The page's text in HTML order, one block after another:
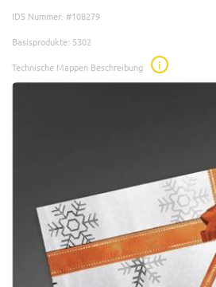
IDS Nummer: #108279
Basisprodukte: 5302
Technische Mappen Beschreibung
i